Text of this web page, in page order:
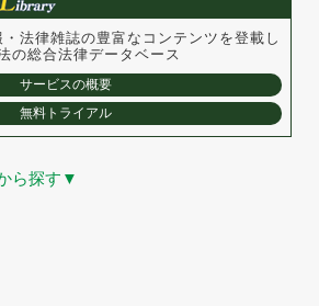
法律雑誌の豊富なコンテンツを登載し
の総合法律データベース
サービスの概要
無料トライアル
ら探す ▼